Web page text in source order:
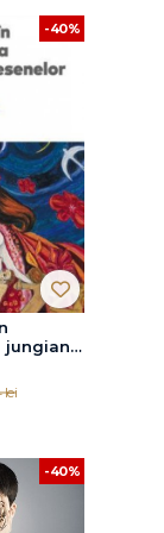
-40%
jungiană
lei
-40%